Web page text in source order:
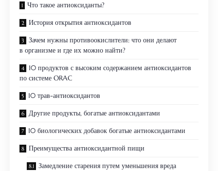
Что такое антиоксиданты?
История открытия антиоксидантов
Зачем нужны противоокислители: что они делают
в организме и где их можно найти?
10 продуктов с высоким содержанием антиоксидантов
по системе ORAC
10 трав-антиоксидантов
Другие продукты, богатые антиоксидантами
10 биологических добавок богатые антиоксидантами
Преимущества антиоксидантной пищи
Замедление старения путем уменьшения вреда